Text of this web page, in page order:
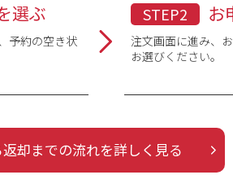
選ぶ
予約の空き状
STEP2 お
注文画面に進み、
お選びください。
却までの流れを詳しく見る